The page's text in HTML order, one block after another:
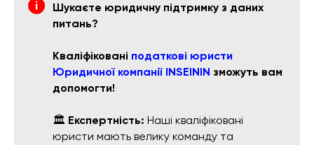
Шукаєте юридичну підтримку з даних
питань?
Кваліфіковані податкові юристи
Юридичної компанії INSEININ зможуть вам
допомогти!
🏛️ Експертність: Наші кваліфіковані
юристи мають велику команду та